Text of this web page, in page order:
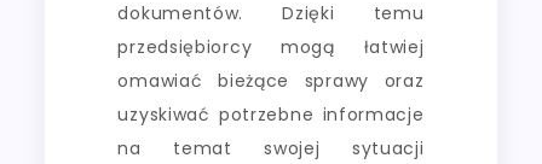
dokumentów. Dzięki temu
przedsiębiorcy mogą łatwiej
omawiać bieżące sprawy oraz
uzyskiwać potrzebne informacje
na temat swojej sytuacji